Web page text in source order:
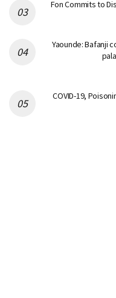
Fon Commits to
Yaounde: Bafanji
COVID-19,